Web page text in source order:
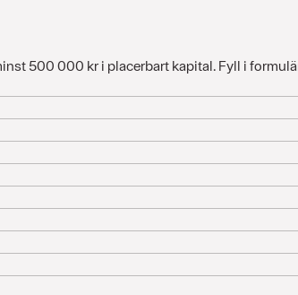
500 000 kr i placerbart kapital. Fyll i